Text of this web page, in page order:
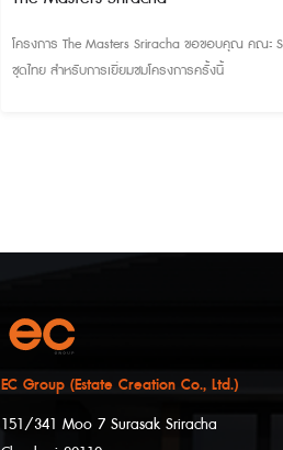
โครงการ The Masters Sriracha ขอขอบคุณ คณะ
ชุดไทย สำหรับการเยี่ยมชมโครงการครั้งนี้
EC Group (Estate Creation Co., Ltd.)
151/341 Moo 7 Surasak Sriracha